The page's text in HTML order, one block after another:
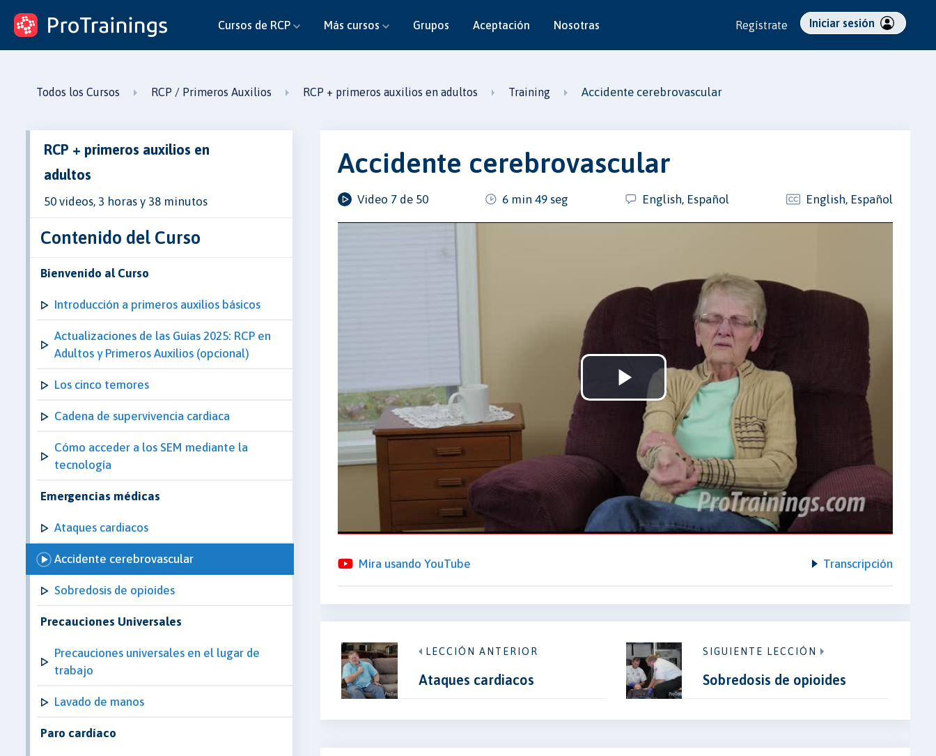
ProTrainings.com
un curso de ProTrainings
Cursos de RCP Más cursos Grupos Aceptación Nosotras Regístrate Iniciar sesión
Todos los Cursos RCP / Primeros Auxilios RCP + primeros auxilios en adultos Training Accidente cerebrovascular
RCP + primeros auxilios en
adultos
50 videos, 3 horas y 38 minutos
Contenido del Curso
Bienvenido al Curso
Introducción a primeros auxilios básicos
Actualizaciones de las Guías 2025: RCP en
Adultos y Primeros Auxilios (opcional)
Los cinco temores
Cadena de supervivencia cardiaca
Cómo acceder a los SEM mediante la
tecnología
Emergencias médicas
Ataques cardiacos
Accidente cerebrovascular
Sobredosis de opioides
Precauciones Universales
Precauciones universales en el lugar de
trabajo
Lavado de manos
Paro cardíaco
Accidente cerebrovascular
Video 7 de 50 6 min 49 seg English, Español English, Español
Play
Video
Mira usando YouTube Transcripción
LECCIÓN ANTERIOR
Ataques cardiacos
SIGUIENTE LECCIÓN
Sobredosis de opioides